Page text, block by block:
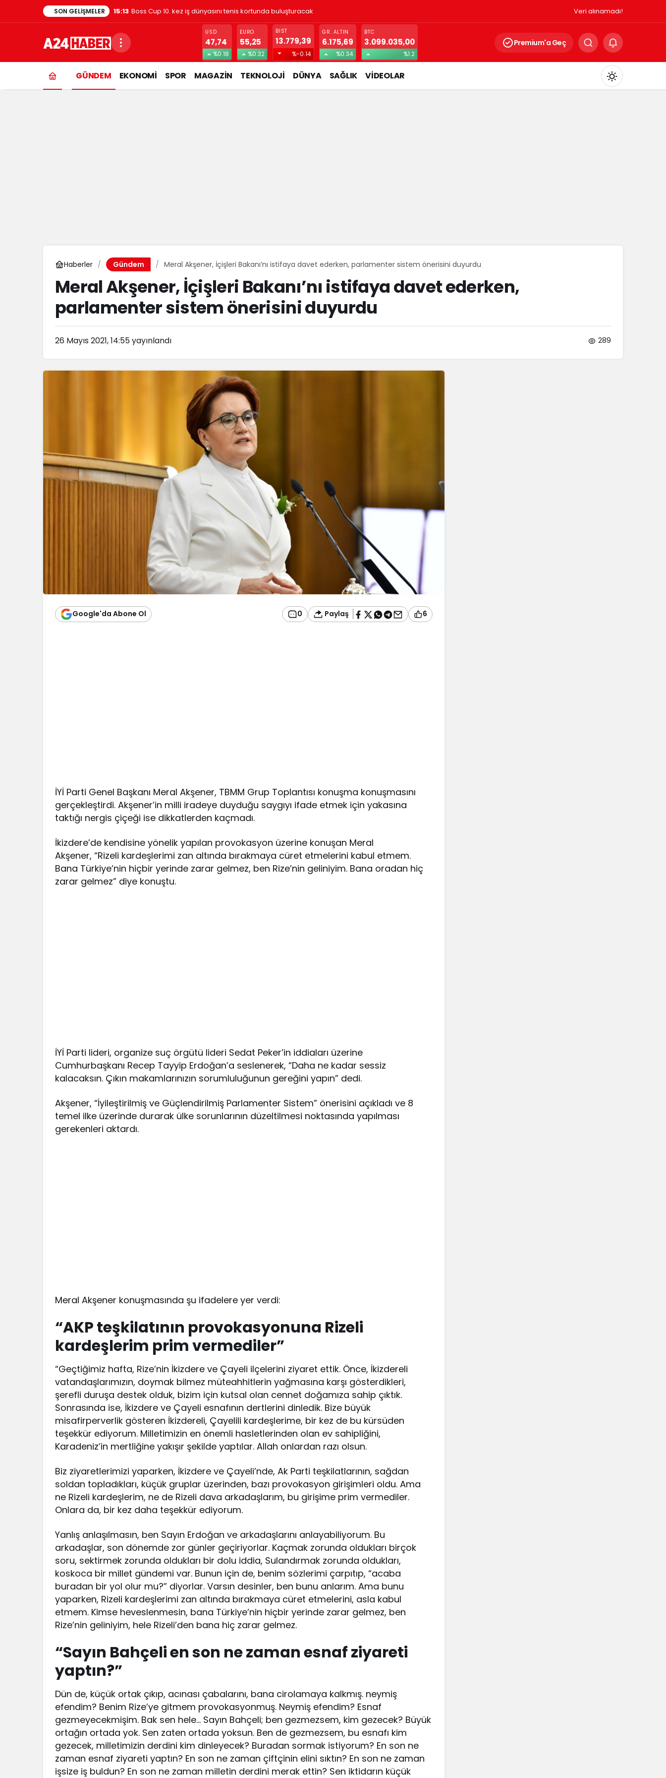
SON GELIŞMELER 15:13 Boss Cup 10. kez iş dünyasını tenis kortunda buluşturacak Veri alınamadı!
USD
47,74
%0.18
EURO
55,25
%0.32
BIST
13.779,39
%-0.14
GR. ALTIN
6.175,69
%0.34
BTC
3.099.035,00
%1.2
Premium'a Geç
GÜNDEM EKONOMİ SPOR MAGAZİN TEKNOLOJİ DÜNYA SAĞLIK VİDEOLAR
Mod
Haberler Gündem Meral Akşener, İçişleri Bakanı’nı istifaya davet ederken, parlamenter sistem önerisini duyurdu
Meral Akşener, İçişleri Bakanı’nı istifaya davet ederken,
parlamenter sistem önerisini duyurdu
26 Mayıs 2021, 14:55yayınlandı 289
Google'da Abone Ol 0 Paylaş 6
İYİ Parti Genel Başkanı Meral Akşener, TBMM Grup Toplantısı konuşma konuşmasını
gerçekleştirdi. Akşener’in milli iradeye duyduğu saygıyı ifade etmek için yakasına
taktığı nergis çiçeği ise dikkatlerden kaçmadı.
İkizdere’de kendisine yönelik yapılan provokasyon üzerine konuşan Meral
Akşener, “Rizeli kardeşlerimi zan altında bırakmaya cüret etmelerini kabul etmem.
Bana Türkiye’nin hiçbir yerinde zarar gelmez, ben Rize’nin geliniyim. Bana oradan hiç
zarar gelmez” diye konuştu.
İYİ Parti lideri, organize suç örgütü lideri Sedat Peker’in iddiaları üzerine
Cumhurbaşkanı Recep Tayyip Erdoğan’a seslenerek, “Daha ne kadar sessiz
kalacaksın. Çıkın makamlarınızın sorumluluğunun gereğini yapın” dedi.
Akşener, “İyileştirilmiş ve Güçlendirilmiş Parlamenter Sistem” önerisini açıkladı ve 8
temel ilke üzerinde durarak ülke sorunlarının düzeltilmesi noktasında yapılması
gerekenleri aktardı.
Meral Akşener konuşmasında şu ifadelere yer verdi:
“AKP teşkilatının provokasyonuna Rizeli
kardeşlerim prim vermediler”
“Geçtiğimiz hafta, Rize’nin İkizdere ve Çayeli ilçelerini ziyaret ettik. Önce, İkizdereli
vatandaşlarımızın, doymak bilmez müteahhitlerin yağmasına karşı gösterdikleri,
şerefli duruşa destek olduk, bizim için kutsal olan cennet doğamıza sahip çıktık.
Sonrasında ise, İkizdere ve Çayeli esnafının dertlerini dinledik. Bize büyük
misafirperverlik gösteren İkizdereli, Çayelili kardeşlerime, bir kez de bu kürsüden
teşekkür ediyorum. Milletimizin en önemli hasletlerinden olan ev sahipliğini,
Karadeniz’in mertliğine yakışır şekilde yaptılar. Allah onlardan razı olsun.
Biz ziyaretlerimizi yaparken, İkizdere ve Çayeli’nde, Ak Parti teşkilatlarının, sağdan
soldan topladıkları, küçük gruplar üzerinden, bazı provokasyon girişimleri oldu. Ama
ne Rizeli kardeşlerim, ne de Rizeli dava arkadaşlarım, bu girişime prim vermediler.
Onlara da, bir kez daha teşekkür ediyorum.
Yanlış anlaşılmasın, ben Sayın Erdoğan ve arkadaşlarını anlayabiliyorum. Bu
arkadaşlar, son dönemde zor günler geçiriyorlar. Kaçmak zorunda oldukları birçok
soru, sektirmek zorunda oldukları bir dolu iddia, Sulandırmak zorunda oldukları,
koskoca bir millet gündemi var. Bunun için de, benim sözlerimi çarpıtıp, “acaba
buradan bir yol olur mu?” diyorlar. Varsın desinler, ben bunu anlarım. Ama bunu
yaparken, Rizeli kardeşlerimi zan altında bırakmaya cüret etmelerini, asla kabul
etmem. Kimse heveslenmesin, bana Türkiye’nin hiçbir yerinde zarar gelmez, ben
Rize’nin geliniyim, hele Rizeli’den bana hiç zarar gelmez.
“Sayın Bahçeli en son ne zaman esnaf ziyareti
yaptın?”
Dün de, küçük ortak çıkıp, acınası çabalarını, bana cirolamaya kalkmış. neymiş
efendim? Benim Rize’ye gitmem provokasyonmuş. Neymiş efendim? Esnaf
gezmeyecekmişim. Bak sen hele… Sayın Bahçeli; ben gezmezsem, kim gezecek? Büyük
ortağın ortada yok. Sen zaten ortada yoksun. Ben de gezmezsem, bu esnafı kim
gezecek, milletimizin derdini kim dinleyecek? Buradan sormak istiyorum? En son ne
zaman esnaf ziyareti yaptın? En son ne zaman çiftçinin elini sıktın? En son ne zaman
işsize iş buldun? En son ne zaman milletin derdini merak ettin? Sen iktidarın küçük